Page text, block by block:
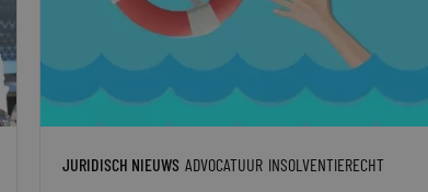
JURIDISCH NIEUWS ADVOCATUUR INSOLVENTIERECHT